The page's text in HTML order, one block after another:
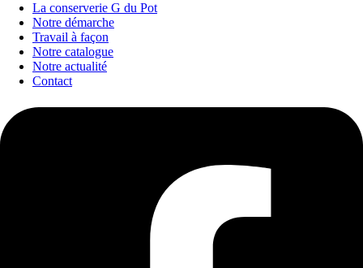
La conserverie G du Pot
Notre démarche
Travail à façon
Notre catalogue
Notre actualité
Contact